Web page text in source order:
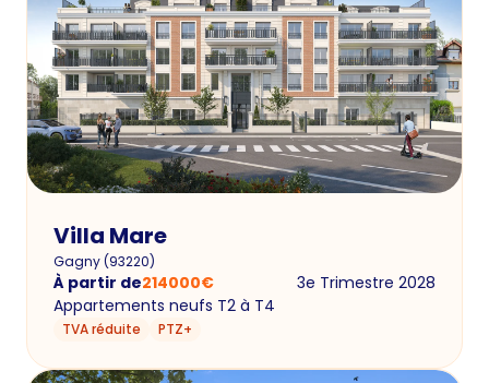
Villa Mare
Gagny(93220)
À partir de214000€
3e Trimestre 2028
Appartements neufs T2 à T4
TVA réduite PTZ+